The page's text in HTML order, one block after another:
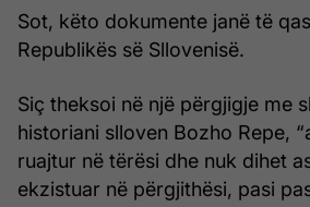
Sot, këto dokumente janë të
Republikës së Sllovenisë.
Siç theksoi në një përgjigje me
historiani slloven Bozho Repe,
ruajtur në tërësi dhe nuk dihet
ekzistuar në përgjithësi, pasi